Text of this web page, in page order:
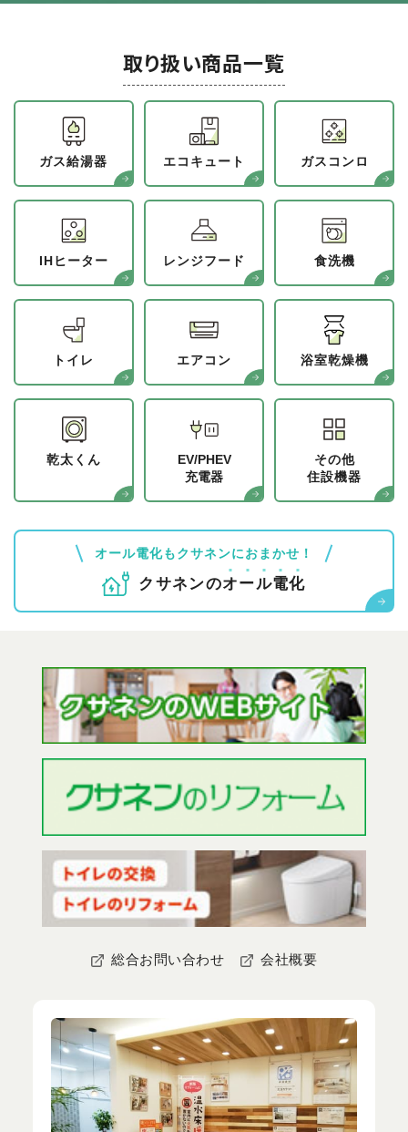
取り扱い商品一覧
ガス給湯器 エコキュート ガスコンロ
IHヒーター レンジフード 食洗機
トイレ エアコン 浴室乾燥機
乾太くん
EV/PHEV
充電器
その他
住設機器
オール電化もクサネンにおまかせ！
クサネンのオール電化
総合お問い合わせ 会社概要